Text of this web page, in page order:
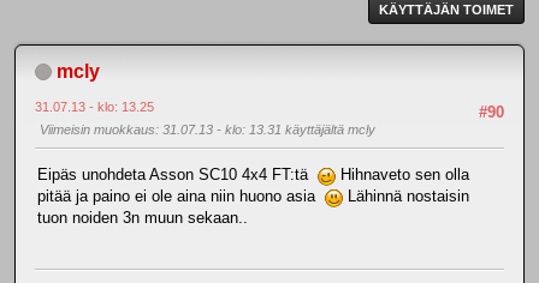
KÄYTTÄJÄN TOIMET
mcly
#90
31.07.13 - klo: 13.25
Viimeisin muokkaus: 31.07.13 - klo: 13.31 käyttäjältä mcly
Eipäs unohdeta Asson SC10 4x4 FT:tä
Hihnaveto sen olla
pitää ja paino ei ole aina niin huono asia
Lähinnä nostaisin
tuon noiden 3n muun sekaan..